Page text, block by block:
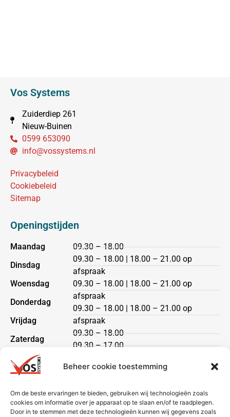
Beheer cookie toestemming
Om de beste ervaringen te bieden, gebruiken wij technologieën zoals
cookies om informatie over je apparaat op te slaan en/of te raadplegen.
Door in te stemmen met deze technologieën kunnen wij gegevens zoals
Vos Systems
Zuiderdiep 261
Nieuw-Buinen
0599 653090
info@vossystems.nl
Privacybeleid
Cookiebeleid
Sitemap
Openingstijden
Maandag
Dinsdag
Woensdag
Donderdag
Vrijdag
Zaterdag
Zondag
09.30 – 18.00
09.30 – 18.00 | 18.00 – 21.00 op
afspraak
09.30 – 18.00 | 18.00 – 21.00 op
afspraak
09.30 – 18.00 | 18.00 – 21.00 op
afspraak
09.30 – 18.00
09.30 – 17.00
Heeft u een vraag?